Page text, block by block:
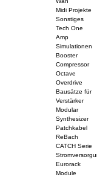
Midi Projekte
Sonstiges
Tech One
Amp
Simulationen
Booster
Compressor
Octave
Overdrive
Bausätze für
Verstärker
Modular
Synthesizer
Patchkabel
ReBach
CATCH Serie
Eurorack
Module